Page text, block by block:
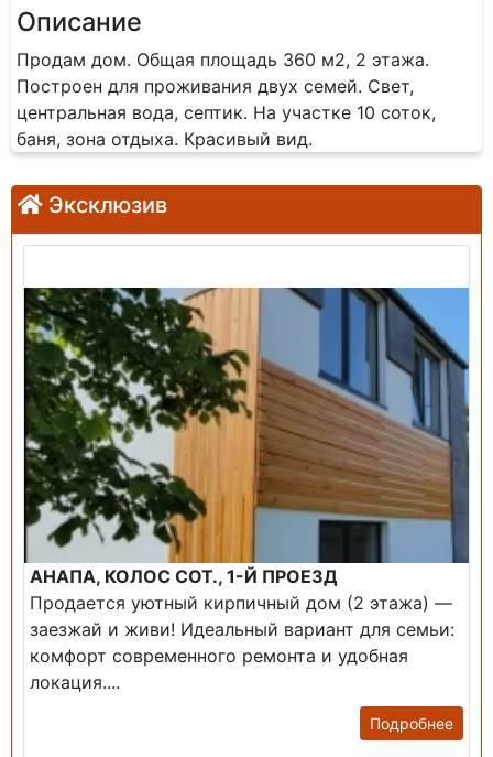
Описание
Продам дом. Общая площадь 360 м2, 2 этажа.
Построен для проживания двух семей. Свет,
центральная вода, септик. На участке 10 соток,
баня, зона отдыха. Красивый вид.
Эксклюзив
АНАПА, КОЛОС СОТ., 1-Й ПРОЕЗД
Продается уютный кирпичный дом (2 этажа) —
заезжай и живи! ​Идеальный вариант для семьи:
комфорт современного ремонта и удобная
локация....
Подробнее